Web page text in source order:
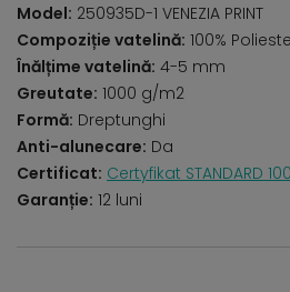
Model: 250935D-1 VENEZIA PRINT
Compoziție vatelină: 100%
Înălțime vatelină: 4-5 mm
Greutate: 1000 g/m2
Formă: Dreptunghi
Anti-alunecare: Da
Certificat: Certyfikat STANDARD
Garanție: 12 luni